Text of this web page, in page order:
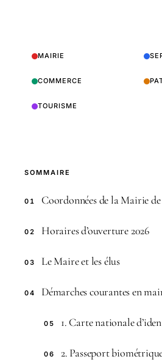
MAIRIE
COMMERCE
TOURISME
SOMMAIRE
01 Coordonnées de la Mairie
02 Horaires d’ouverture 2026
03 Le Maire et les élus
04 Démarches courantes en
05 1. Carte nationale
06 2. Passeport